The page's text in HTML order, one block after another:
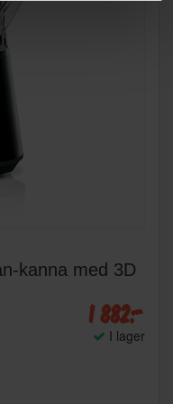
kanna med 3D
1 882:-
I lager